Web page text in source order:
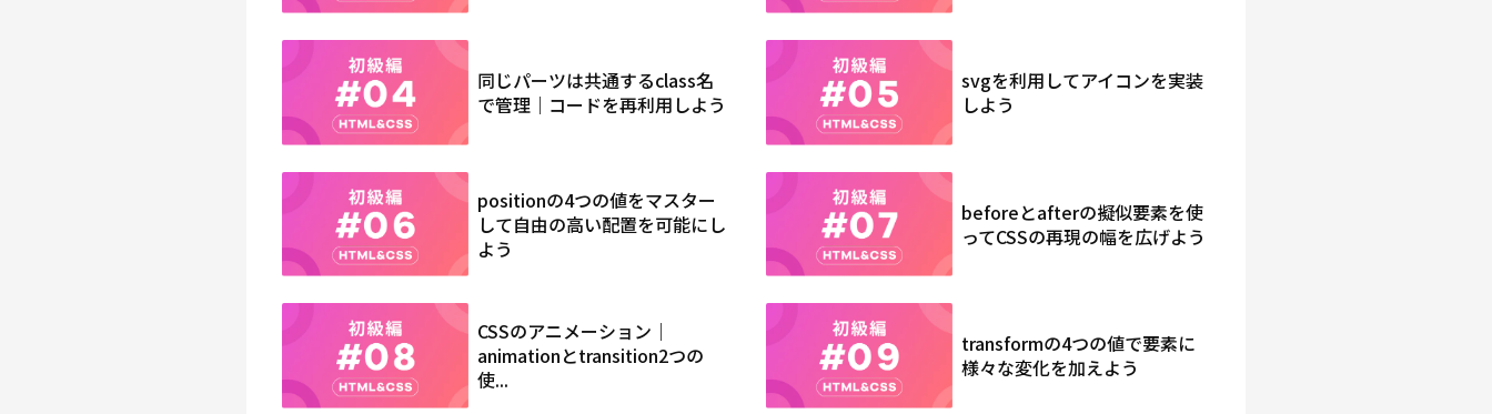
同じパーツは共通するclass名
で管理｜コードを再利用しよう
svgを利用してアイコンを実装
しよう
positionの4つの値をマスター
して自由の高い配置を可能にし
よう
beforeとafterの擬似要素を使
ってCSSの再現の幅を広げよう
CSSのアニメーション｜
animationとtransition2つの
使...
transformの4つの値で要素に
様々な変化を加えよう